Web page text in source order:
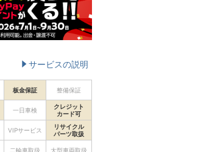
サービスの説明
板金保証 整備保証
一日車検
クレジット
カード可
VIPサービス
リサイクル
パーツ取扱
二輪車取扱 大型車両取扱